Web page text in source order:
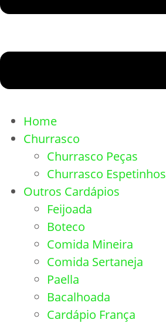
Home
Churrasco
Churrasco Peças
Churrasco Espetinhos
Outros Cardápios
Feijoada
Boteco
Comida Mineira
Comida Sertaneja
Paella
Bacalhoada
Cardápio França